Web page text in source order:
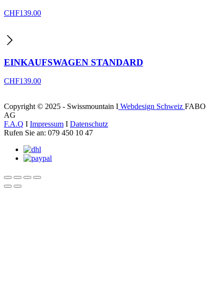
CHF139.00
EINKAUFSWAGEN STANDARD
CHF139.00
Copyright © 2025 - Swissmountain I Webdesign Schweiz FABO
AG
F.A.Q I Impressum I Datenschutz
Rufen Sie an: 079 450 10 47